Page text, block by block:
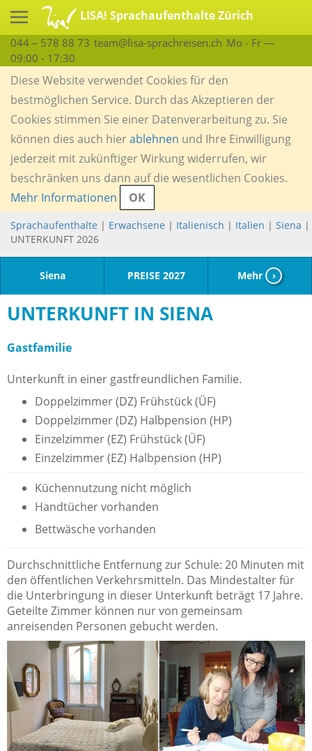
LISA! Sprachaufenthalte Zürich
044 – 578 88 73 team@lisa-sprachreisen.ch Mo - Fr —
09:00 - 17:30
Diese Website verwendet Cookies für den
bestmöglichen Service. Durch das Akzeptieren der
Cookies stimmen Sie einer Datenverarbeitung zu. Sie
können dies auch hierablehnen und Ihre Einwilligung
jederzeit mit zukünftiger Wirkung widerrufen, wir
beschränken uns dann auf die wesentlichen Cookies.
Mehr Informationen
OK
Sprachaufenthalte | Erwachsene | Italienisch | Italien | Siena |
UNTERKUNFT 2026
Siena PREISE 2027 Mehr ›
UNTERKUNFT IN SIENA
Gastfamilie
Unterkunft in einer gastfreundlichen Familie.
Doppelzimmer (DZ) Frühstück (ÜF)
Doppelzimmer (DZ) Halbpension (HP)
Einzelzimmer (EZ) Frühstück (ÜF)
Einzelzimmer (EZ) Halbpension (HP)
Küchennutzung nicht möglich
Handtücher vorhanden
Bettwäsche vorhanden
Durchschnittliche Entfernung zur Schule: 20 Minuten mit
den öffentlichen Verkehrsmitteln. Das Mindestalter für
die Unterbringung in dieser Unterkunft beträgt 17 Jahre.
Geteilte Zimmer können nur von gemeinsam
anreisenden Personen gebucht werden.